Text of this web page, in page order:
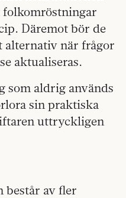
Däremot bör de
alternativ när frågor
aktualiseras.
som aldrig används
sin praktiska
uttryckligen
består av fler